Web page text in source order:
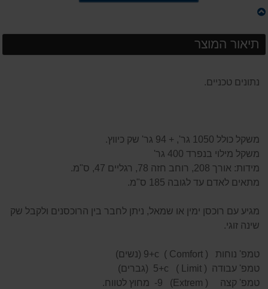
תיאור המוצר
נתונים טכניים.
משקל כולל 1050 גר', + 94 גר' שק כיווץ.
משקל מילוי בנפרד 400 גר'
מידות: אורך 208, רוחב חזה 78, רגליים 47, ס"מ.
מתאים לאדם עד לגובה 185 ס"מ.
מגיע עם רוכסן ימין או שמאל, ניתן לחבר בין הרוכסנים ולקבל שק
שינה זוגי.
טמפ' נוחות ( Comfort ) 9+c (נשים)
טמפ' עבודה ( Limit ) 5+c (גברים)
טמפ' קצה ( Extrem) 9- מחוץ לטווח.